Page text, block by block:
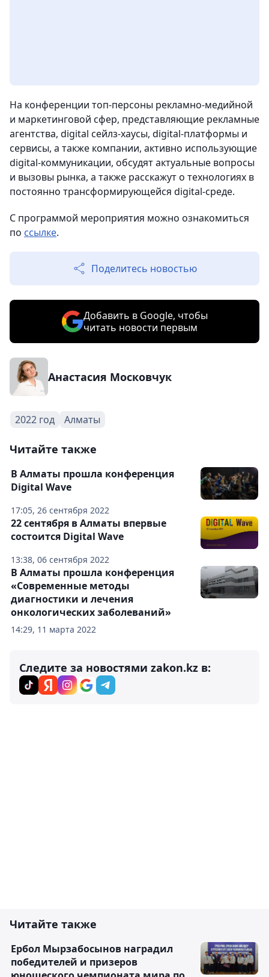
На конференции топ-персоны рекламно-медийной
и маркетинговой сфер, представляющие рекламные
агентства, digital сейлз-хаусы, digital-платформы и
сервисы, а также компании, активно использующие
digital-коммуникации, обсудят актуальные вопросы
и вызовы рынка, а также расскажут о технологиях в
постоянно трансформирующейся digital-среде.
С программой мероприятия можно ознакомиться
по ссылке.
Поделитесь новостью
Добавить в Google, чтобы
читать новости первым
Анастасия Московчук
2022 год Алматы
Читайте также
17:05, 26 сентября 2022
В Алматы прошла конференция
Digital Wave
13:38, 06 сентября 2022
22 сентября в Алматы впервые
состоится Digital Wave
14:29, 11 марта 2022
В Алматы прошла конференция
«Современные методы
диагностики и лечения
онкологических заболеваний»
Следите за новостями zakon.kz в:
Читайте также
Ербол Мырзабосынов наградил
победителей и призеров